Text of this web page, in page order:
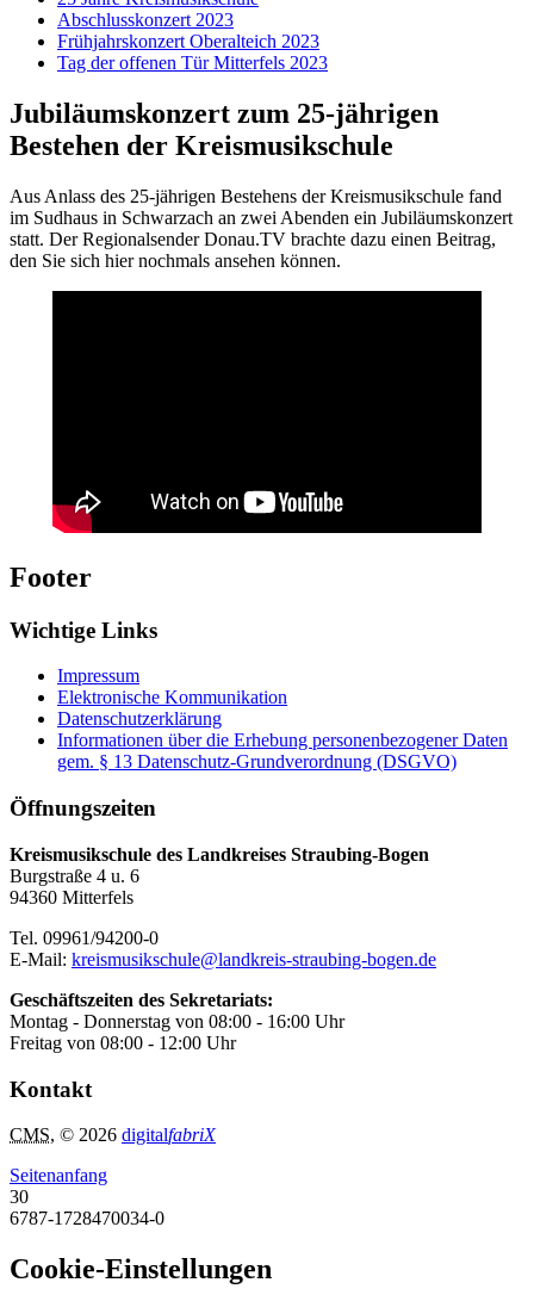
Abschlusskonzert 2023
Frühjahrskonzert Oberalteich 2023
Tag der offenen Tür Mitterfels 2023
Jubiläumskonzert zum 25-jährigen
Bestehen der Kreismusikschule
Aus Anlass des 25-jährigen Bestehens der Kreismusikschule fand
im Sudhaus in Schwarzach an zwei Abenden ein Jubiläumskonzert
statt. Der Regionalsender Donau.TV brachte dazu einen Beitrag,
den Sie sich hier nochmals ansehen können.
Footer
Wichtige Links
Impressum
Elektronische Kommunikation
Datenschutzerklärung
Informationen über die Erhebung personenbezogener Daten
gem. § 13 Datenschutz-Grundverordnung (DSGVO)
Öffnungszeiten
Kreismusikschule des Landkreises Straubing-Bogen
Burgstraße 4 u. 6
94360 Mitterfels
Tel. 09961/94200-0
E-Mail: kreismusikschule@landkreis-straubing-bogen.de
Geschäftszeiten des Sekretariats:
Montag - Donnerstag von 08:00 - 16:00 Uhr
Freitag von 08:00 - 12:00 Uhr
Kontakt
CMS, © 2026 digitalfabriX
Seitenanfang
30
6787-1728470034-0
Cookie-Einstellungen